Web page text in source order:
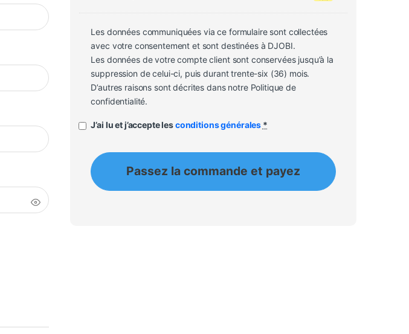
Les données communiquées via ce formulaire sont collectées
avec votre consentement et sont destinées à DJOBI.
Les données de votre compte client sont conservées jusqu’à la
suppression de celui-ci, puis durant trente-six (36) mois.
D’autres raisons sont décrites dans notre Politique de
confidentialité.
J’ai lu et j’accepte lesconditions générales *
Passez la commande et payez